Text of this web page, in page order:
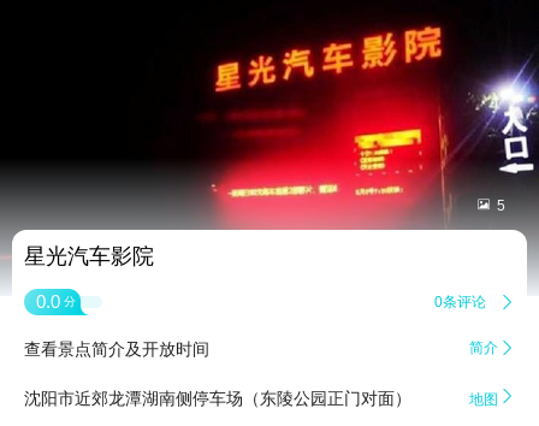
 5
星光汽车影院
0.0 分 0条评论 
查看景点简介及开放时间 简介 
沈阳市近郊龙潭湖南侧停车场（东陵公园正门对面） 地图 